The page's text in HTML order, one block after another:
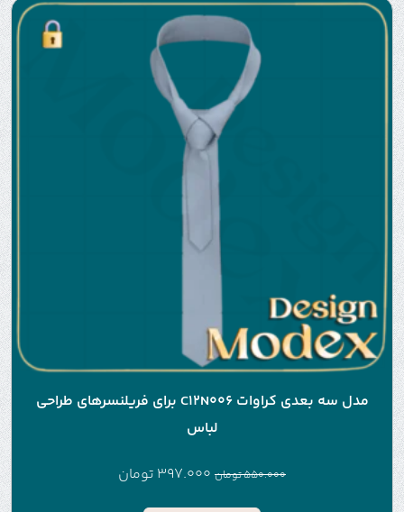
مدل سه بعدی کراوات C12N006 برای فریلنسرهای طراحی
لباس
550.000تومان 397.000 تومان